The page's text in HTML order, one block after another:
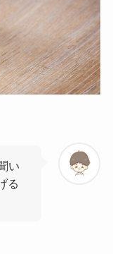
い
る